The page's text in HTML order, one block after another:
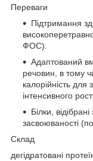
Переваги
Підтримання
ФОС).
Адаптований
речовин, в тому
калорійність
інтенсивного
Білки,
засвоюваності
Склад
дегідратовані